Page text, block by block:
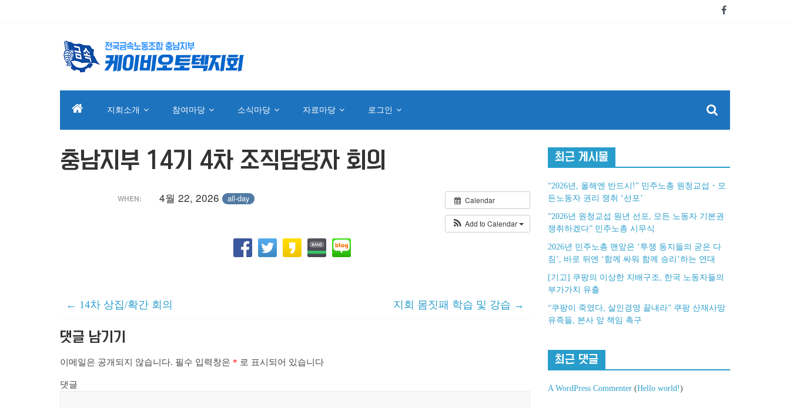
지회소개 참여마당 소식마당 자료마당 로그인
충남지부 14기 4차 조직담당자 회의
Calendar
Add to Calendar
WHEN: 4월 22, 2026 all-day
← 14차 상집/확간 회의 지회 몸짓패 학습 및 강습 →
댓글 남기기
이메일은 공개되지 않습니다. 필수 입력창은 * 로 표시되어 있습니다
댓글
최근 게시물
“2026년, 올해엔 반드시!” 민주노총 원청교섭・모
든노동자 권리 쟁취 ‘선포’
“2026년 원청교섭 원년 선포, 모든 노동자 기본권
쟁취하겠다” 민주노총 시무식
2026년 민주노총 맨앞은 ‘투쟁 동지들의 굳은 다
짐’, 바로 뒤엔 ‘함께 싸워 함께 승리’하는 연대
[기고] 쿠팡의 이상한 지배구조, 한국 노동자들의
부가가치 유출
“쿠팡이 죽였다, 살인경영 끝내라” 쿠팡 산재사망
유족들, 본사 앞 책임 촉구
최근 댓글
A WordPress Commenter (Hello world!)